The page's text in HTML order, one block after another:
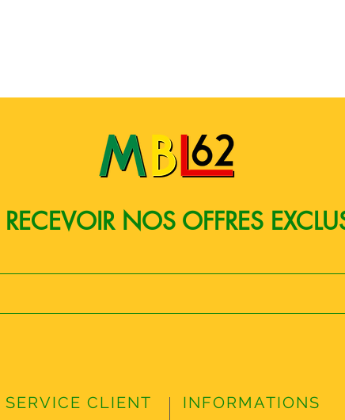
NOS OFFRES
SERVICE CLIENT INFORMATIONS